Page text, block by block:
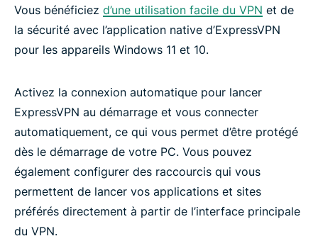
Vous bénéficiez d’une utilisation facile du VPN et de
la sécurité avec l’application native d’ExpressVPN
pour les appareils Windows 11 et 10.
Activez la connexion automatique pour lancer
ExpressVPN au démarrage et vous connecter
automatiquement, ce qui vous permet d’être protégé
dès le démarrage de votre PC. Vous pouvez
également configurer des raccourcis qui vous
permettent de lancer vos applications et sites
préférés directement à partir de l’interface principale
du VPN.